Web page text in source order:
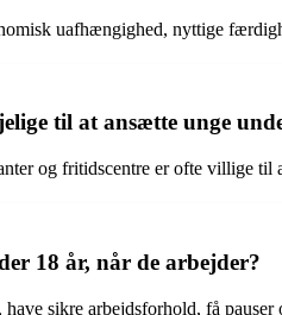
uafhængighed, nyttige
til at ansætte unge
og fritidscentre er ofte villige til
18 år, når de arbejder?
sikre arbejdsforhold, få